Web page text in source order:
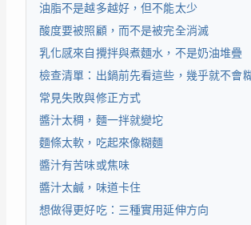
油脂不是越多越好，但不能太少
酸度要被照顧，而不是被完全消滅
乳化感來自攪拌與煮麵水，不是奶油堆疊
檢查清單：出鍋前先看這些，幾乎就不會
常見失敗與修正方式
醬汁太稠，麵一拌就變坨
麵條太軟，吃起來像糊麵
醬汁有苦味或焦味
醬汁太鹹，味道卡住
想做得更好吃：三種實用延伸方向